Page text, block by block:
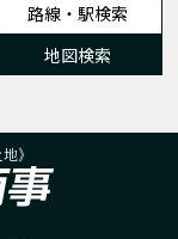
路線・駅検索
地図検索
》